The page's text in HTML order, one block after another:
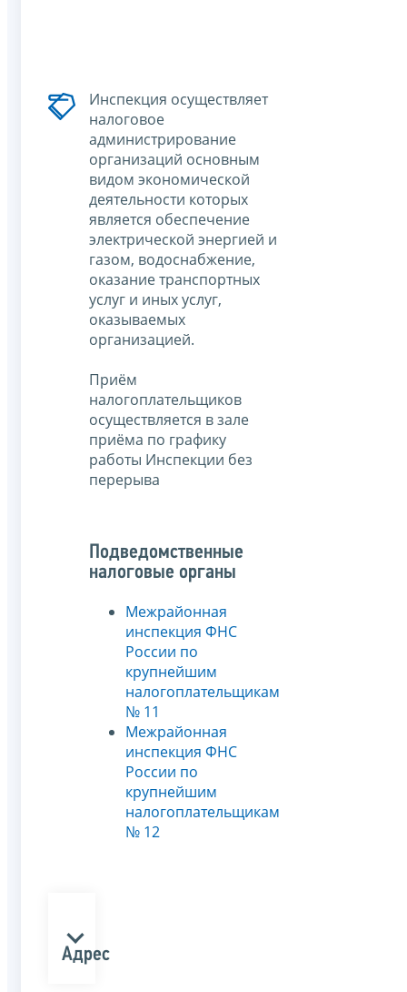
Инспекция осуществляет
налоговое
администрирование
организаций основным
видом экономической
деятельности которых
является обеспечение
электрической энергией и
газом, водоснабжение,
оказание транспортных
услуг и иных услуг,
оказываемых
организацией.
Приём
налогоплательщиков
осуществляется в зале
приёма по графику
работы Инспекции без
перерыва
Подведомственные
налоговые органы
Межрайонная
инспекция ФНС
России по
крупнейшим
налогоплательщикам
№ 11
Межрайонная
инспекция ФНС
России по
крупнейшим
налогоплательщикам
№ 12
Адрес